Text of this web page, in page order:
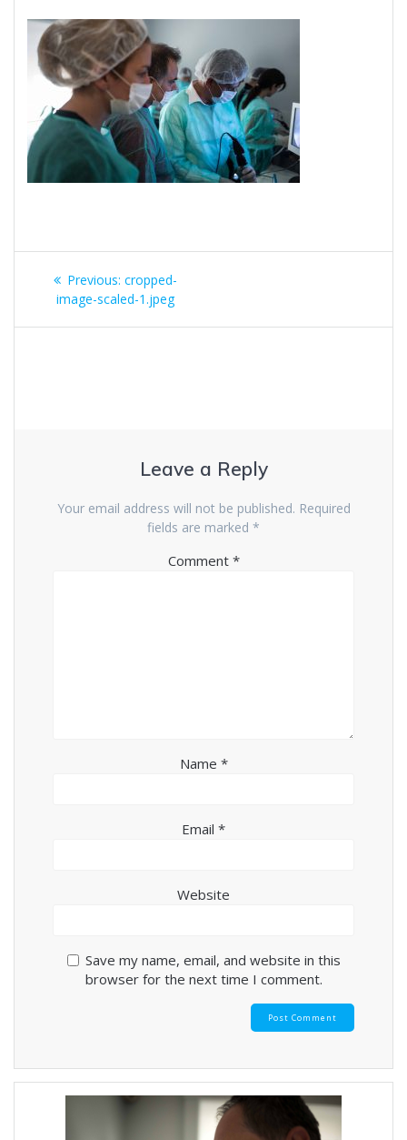
Post
navigation
Previous: Previous
post:
cropped-
image-scaled-1.jpeg
Leave a Reply
Your email address will not be published. Required
fields are marked *
Comment *
Name *
Email *
Website
Save my name, email, and website in this
browser for the next time I comment.